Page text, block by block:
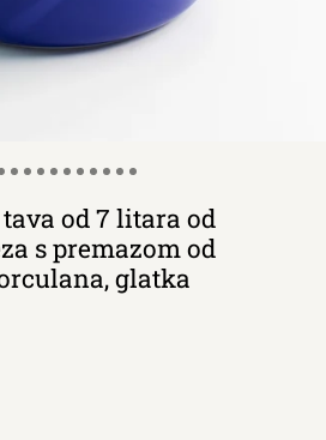
od 7 litara od
s premazom od
glatka